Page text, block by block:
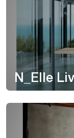
N_Elle